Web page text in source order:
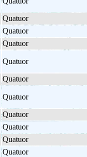
Quatuor
Quatuor
Quatuor
Quatuor
Quatuor
Quatuor
Quatuor
Quatuor
Quatuor
Quatuor